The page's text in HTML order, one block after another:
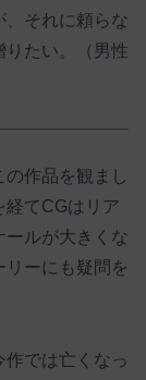
それに頼らな
りたい。（男性
作品を観まし
経てCGはリア
ルが大きくな
リーにも疑問を
では亡くなっ